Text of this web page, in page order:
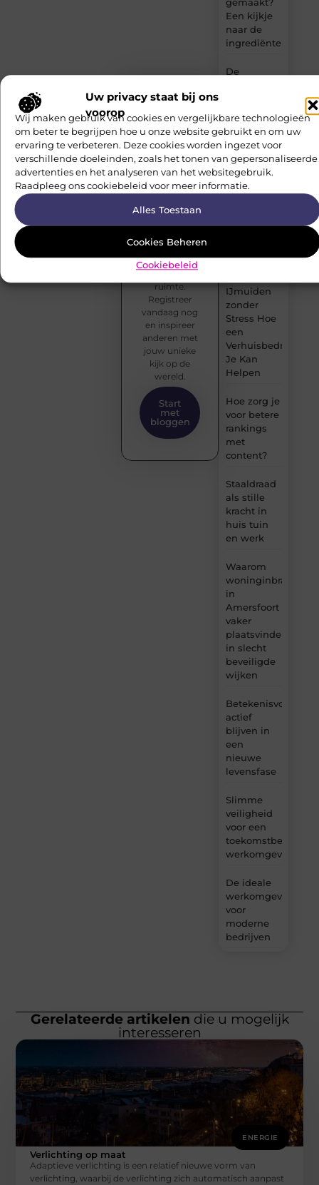
Uw privacy staat bij ons
voorop
Wij maken gebruik van cookies en vergelijkbare technologieën
om beter te begrijpen hoe u onze website gebruikt en om uw
ervaring te verbeteren. Deze cookies worden ingezet voor
verschillende doeleinden, zoals het tonen van gepersonaliseerde
advertenties en het analyseren van het websitegebruik.
Raadpleeg ons cookiebeleid voor meer informatie.
Alles Toestaan
Cookies Beheren
Cookiebeleid
gemaakt?
Een kijkje
naar de
ingrediënten
De
Werkkleding
in
Purmerend
Waarom
watersnijden
ideaal is
IJmuiden
zonder
Stress Hoe
een
Verhuisbedrijf
Je Kan
Helpen
Hoe zorg je
voor betere
rankings
met
content?
Staaldraad
als stille
kracht in
huis tuin
en werk
Waarom
woninginbraken
in
Amersfoort
vaker
plaatsvinden
in slecht
beveiligde
wijken
Betekenisvol
actief
blijven in
een
nieuwe
levensfase
Slimme
veiligheid
voor een
werkomgeving
De ideale
werkomgeving
voor
moderne
bedrijven
Deel je
verhalen
en lees
inspirerende
content
Of je nu
schrijft over
leven, reizen,
ons platform
geeft jouw
woorden de
ruimte.
Registreer
vandaag nog
en inspireer
anderen met
jouw unieke
kijk op de
wereld.
Start
met
bloggen
Gerelateerde artikelen die u mogelijk
interesseren
ENERGIE
Verlichting op maat
Adaptieve verlichting is een relatief nieuwe vorm van
verlichting, waarbij de verlichting zich automatisch aanpast